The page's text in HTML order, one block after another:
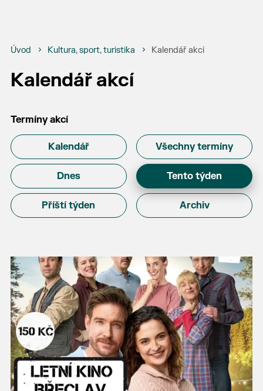
Úvod Kultura, sport, turistika Kalendář akcí
Kalendář akcí
Termíny akcí
Kalendář Všechny termíny
Dnes Tento týden
Příští týden Archiv